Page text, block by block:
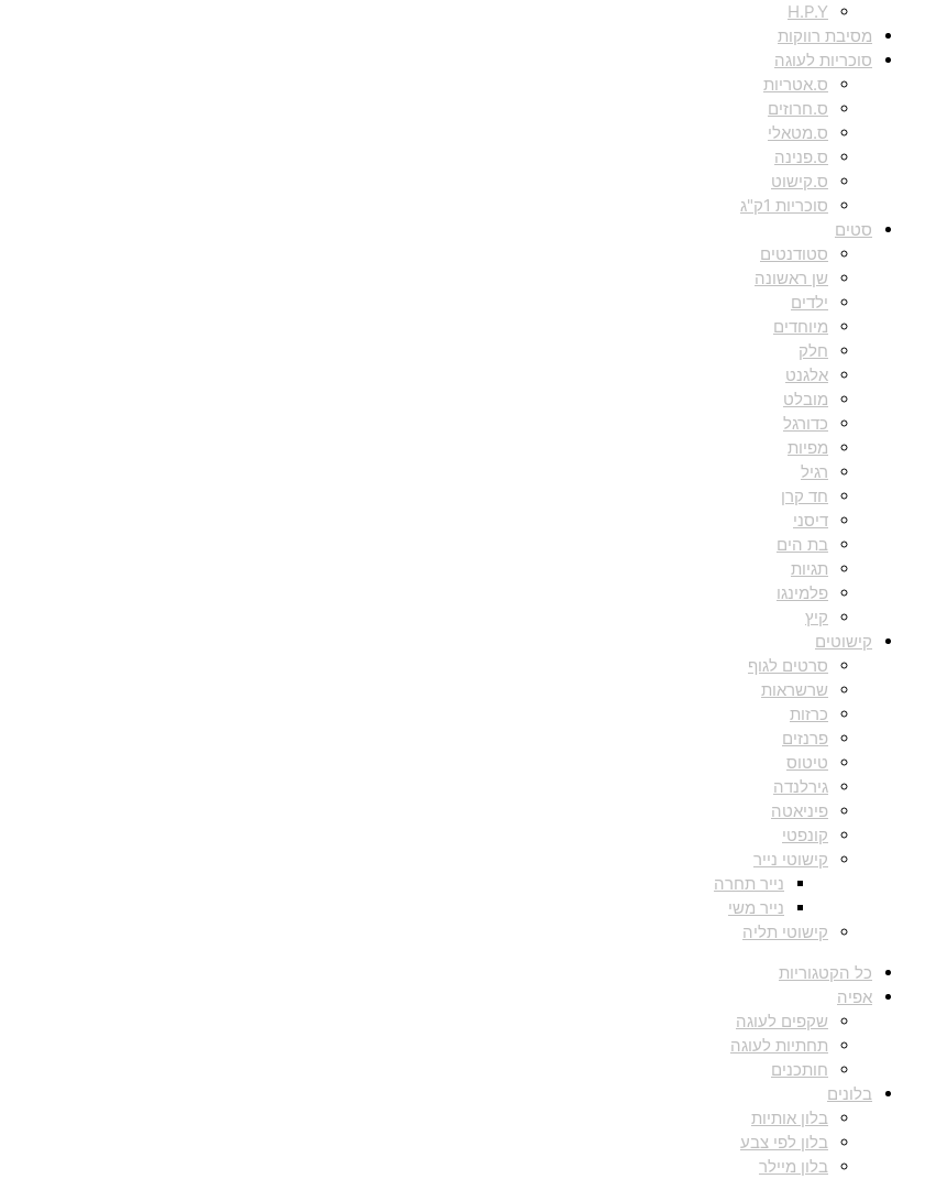
H.P.Y
מסיבת רווקות
סוכריות לעוגה
ס.אטריות
ס.חרוזים
ס.מטאלי
ס.פנינה
ס.קישוט
סוכריות 1ק"ג
סטים
סטודנטים
שן ראשונה
ילדים
מיוחדים
חלק
אלגנט
מובלט
כדורגל
מפיות
רגיל
חד קרן
דיסני
בת הים
תגיות
פלמינגו
קיץ
קישוטים
סרטים לגוף
שרשראות
כרזות
פרנזים
טיטוס
גירלנדה
פיניאטה
קונפטי
קישוטי נייר
נייר תחרה
נייר משי
קישוטי תליה
כל הקטגוריות
אפיה
שקפים לעוגה
תחתיות לעוגה
חותכנים
בלונים
בלון אותיות
בלון לפי צבע
בלון מיילר